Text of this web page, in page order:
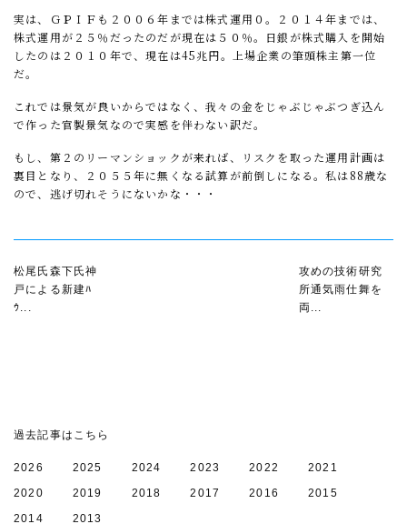
実は、ＧＰＩＦも２００６年までは株式運用０。２０１４年までは、
株式運用が２５％だったのだが現在は５０％。日銀が株式購入を開始
したのは２０１０年で、現在は45兆円。上場企業の筆頭株主第一位
だ。
これでは景気が良いからではなく、我々の金をじゃぶじゃぶつぎ込ん
で作った官製景気なので実感を伴わない訳だ。
もし、第２のリーマンショックが来れば、リスクを取った運用計画は
裏目となり、２０５５年に無くなる試算が前倒しになる。私は88歳な
ので、逃げ切れそうにないかな・・・
松尾氏森下氏神
戸による新建ﾊ
ｳ...
攻めの技術研究
所通気雨仕舞を
両...
過去記事はこちら
2026 2025 2024 2023 2022
2021
2020
2019 2018 2017 2016
2015
2014
2013